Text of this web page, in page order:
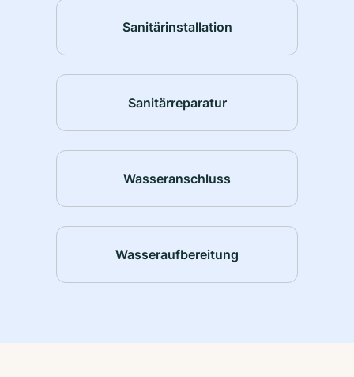
Sanitärinstallation
Sanitärreparatur
Wasseranschluss
Wasseraufbereitung